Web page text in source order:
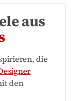
aus
die
den